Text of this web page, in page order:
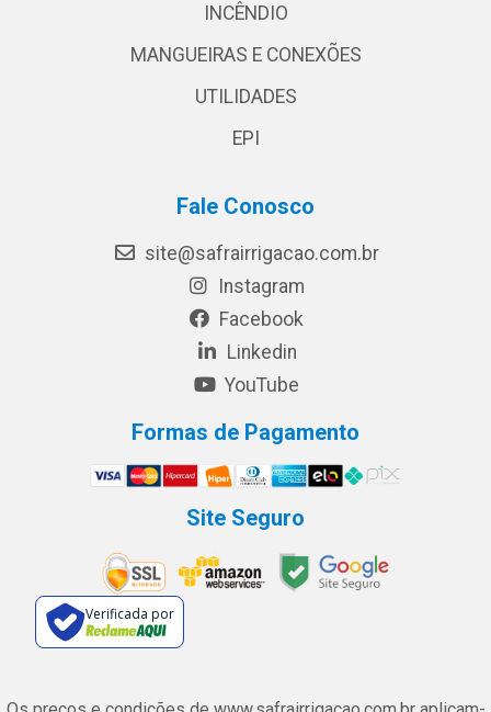
INCÊNDIO
MANGUEIRAS E CONEXÕES
UTILIDADES
EPI
Fale Conosco
site@safrairrigacao.com.br
Instagram
Facebook
Linkedin
YouTube
Formas de Pagamento
Site Seguro
Verificada por